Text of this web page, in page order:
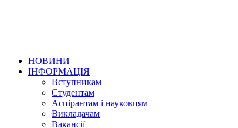
НОВИНИ
ІНФОРМАЦІЯ
Вступникам
Студентам
Аспірантам і науковцям
Викладачам
Вакансії